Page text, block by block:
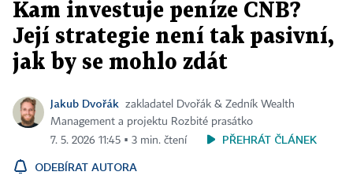
Kam investuje peníze ČNB?
Její strategie není tak pasivní,
jak by se mohlo zdát
Jakub Dvořák
zakladatel Dvořák & Zedník Wealth
Management a projektu Rozbité prasátko
7. 5. 2026 11:45 ▪ 3 min. čtení
PŘEHRÁT ČLÁNEK
ODEBÍRAT AUTORA